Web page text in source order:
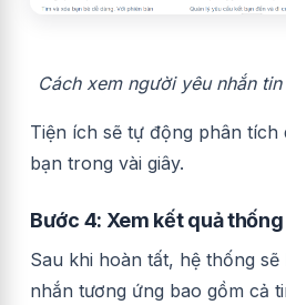
Cách xem người yêu nhắn
Tiện ích sẽ tự động phân tích
bạn trong vài giây.
Bước 4: Xem kết quả
Sau khi hoàn tất, hệ thống
nhắn tương ứng bao gồm cả